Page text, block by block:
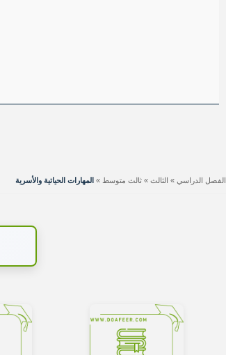
الفصل الدراسي » الثالث » ثالث متوسط » المهارات الحياتية والأسرية